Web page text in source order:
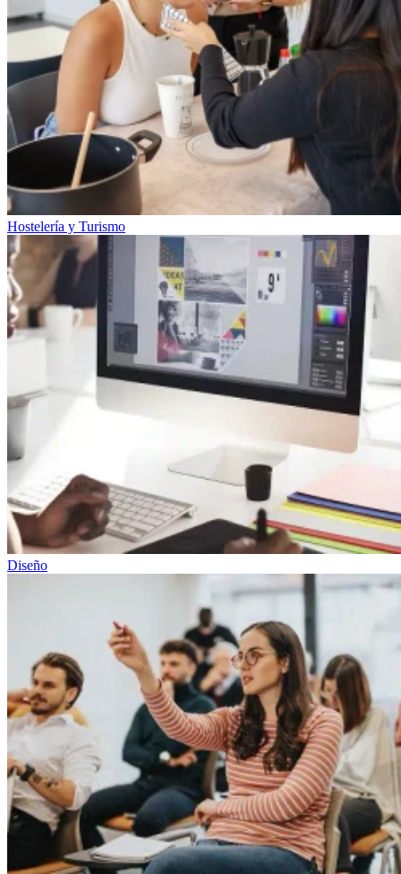
Hostelería y Turismo
Diseño